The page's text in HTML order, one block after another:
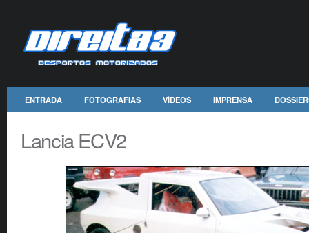
ENTRADA FOTOGRAFIAS VÍDEOS IMPRENSA
Lancia ECV2